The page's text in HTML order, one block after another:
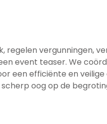
regelen vergunningen,
event teaser. We
een efficiënte en
oog op de